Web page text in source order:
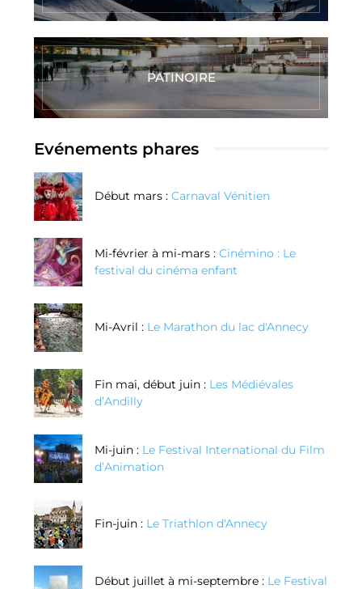
PATINOIRE
Evénements phares
Début mars : Carnaval Vénitien
Mi-février à mi-mars : Cinémino : Le
festival du cinéma enfant
Mi-Avril : Le Marathon du lac d'Annecy
Fin mai, début juin : Les Médiévales
d’Andilly
Mi-juin : Le Festival International du Film
d’Animation
Fin-juin : Le Triathlon d'Annecy
Début juillet à mi-septembre : Le Festival